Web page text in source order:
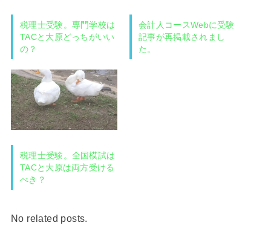
税理士受験。専門学校は
TACと大原どっちがいい
の？
会計人コースWebに受験
記事が再掲載されまし
た。
税理士受験。全国模試は
TACと大原は両方受ける
べき？
No related posts.